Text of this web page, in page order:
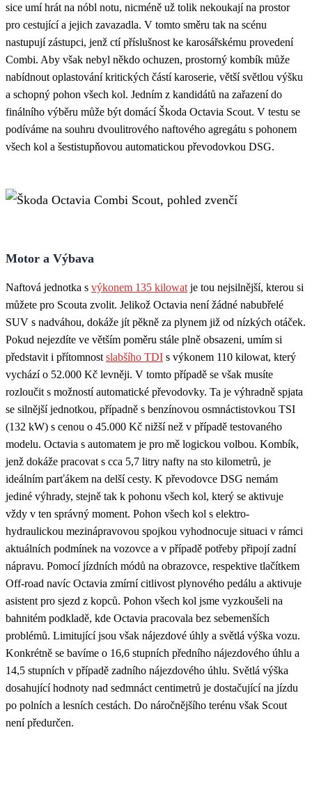
sice umí hrát na nóbl notu, nicméně už tolik nekoukají na prostor
pro cestující a jejich zavazadla. V tomto směru tak na scénu
nastupují zástupci, jenž ctí příslušnost ke karosářskému provedení
Combi. Aby však nebyl někdo ochuzen, prostorný kombík může
nabídnout oplastování kritických částí karoserie, větší světlou výšku
a schopný pohon všech kol. Jedním z kandidátů na zařazení do
finálního výběru může být domácí Škoda Octavia Scout. V testu se
podíváme na souhru dvoulitrového naftového agregátu s pohonem
všech kol a šestistupňovou automatickou převodovkou DSG.
Motor a Výbava
Naftová jednotka s výkonem 135 kilowat je tou nejsilnější, kterou si
můžete pro Scouta zvolit. Jelikož Octavia není žádné nabubřelé
SUV s nadváhou, dokáže jít pěkně za plynem již od nízkých otáček.
Pokud nejezdíte ve větším poměru stále plně obsazeni, umím si
představit i přítomnost slabšího TDI s výkonem 110 kilowat, který
vychází o 52.000 Kč levněji. V tomto případě se však musíte
rozloučit s možností automatické převodovky. Ta je výhradně spjata
se silnější jednotkou, případně s benzínovou osmnáctistovkou TSI
(132 kW) s cenou o 45.000 Kč nižší než v případě testovaného
modelu. Octavia s automatem je pro mě logickou volbou. Kombík,
jenž dokáže pracovat s cca 5,7 litry nafty na sto kilometrů, je
ideálním parťákem na delší cesty. K převodovce DSG nemám
jediné výhrady, stejně tak k pohonu všech kol, který se aktivuje
vždy v ten správný moment. Pohon všech kol s elektro-
hydraulickou mezinápravovou spojkou vyhodnocuje situaci v rámci
aktuálních podmínek na vozovce a v případě potřeby připojí zadní
nápravu. Pomocí jízdních módů na obrazovce, respektive tlačítkem
Off-road navíc Octavia zmírní citlivost plynového pedálu a aktivuje
asistent pro sjezd z kopců. Pohon všech kol jsme vyzkoušeli na
bahnitém podkladě, kde Octavia pracovala bez sebemenších
problémů. Limitující jsou však nájezdové úhly a světlá výška vozu.
Konkrétně se bavíme o 16,6 stupních předního nájezdového úhlu a
14,5 stupních v případě zadního nájezdového úhlu. Světlá výška
dosahující hodnoty nad sedmnáct centimetrů je dostačující na jízdu
po polních a lesních cestách. Do náročnějšího terénu však Scout
není předurčen.